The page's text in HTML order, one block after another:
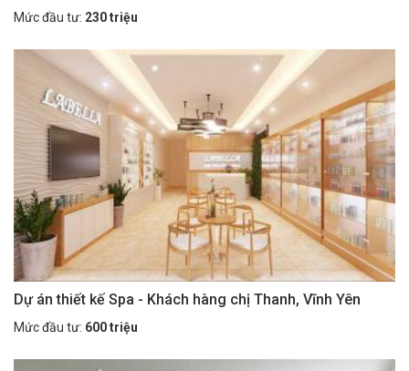
Mức đầu tư: 230 triệu
Dự án thiết kế Spa - Khách hàng chị Thanh, Vĩnh Yên
Mức đầu tư: 600 triệu